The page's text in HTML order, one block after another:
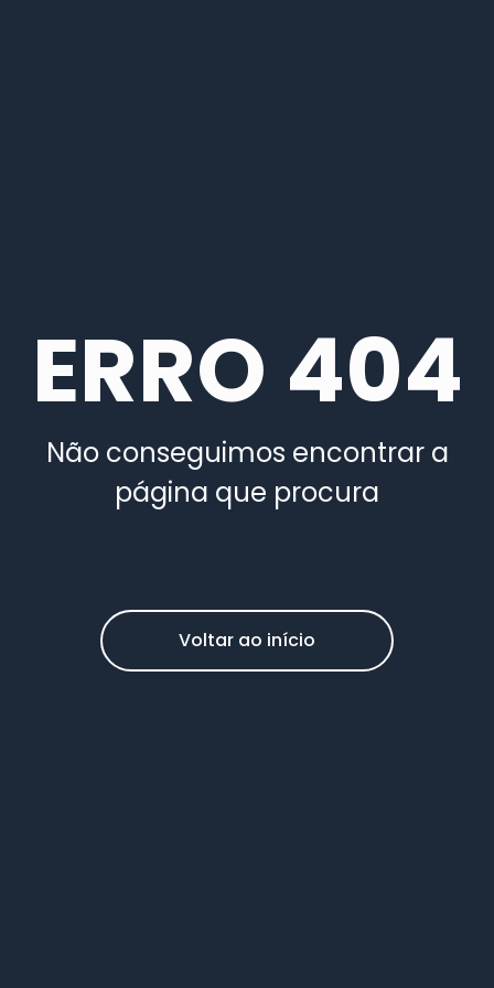
ERRO 404
Não conseguimos encontrar a
página que procura
Voltar ao início